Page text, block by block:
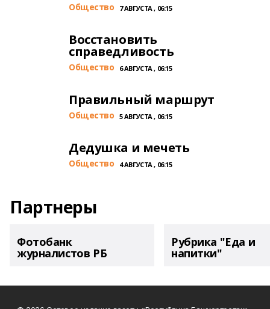
Общество 7 АВГУСТА , 06:15
Восстановить
справедливость
Общество 6 АВГУСТА , 06:15
Правильный маршрут
Общество 5 АВГУСТА , 06:15
Дедушка и мечеть
Общество 4 АВГУСТА , 06:15
Партнеры
Фотобанк
журналистов РБ
Рубрика "Еда и
напитки"